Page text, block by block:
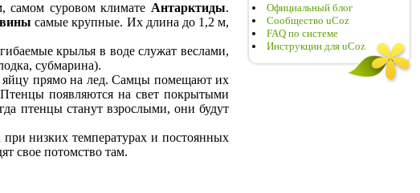
суровом климате Антарктиды.
самые крупные. Их длина до 1,2 м,
крылья в воде служат веслами,
субмарина).
прямо на лед. Самцы помещают их
появляются на свет покрытыми
птенцы станут взрослыми, они будут
низких температурах и постоянных
свое потомство там.
Официальный блог
Сообщество uCoz
FAQ по системе
Инструкции для uCoz